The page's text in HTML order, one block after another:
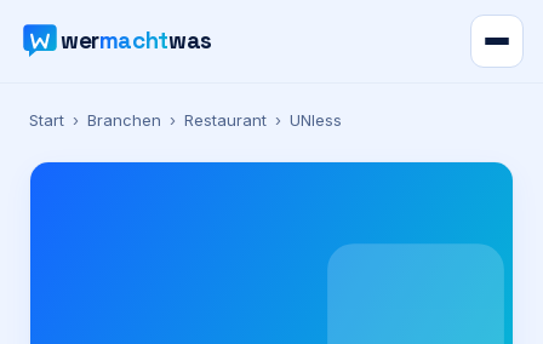
wermachtwas
Verzeichnis
Karte
Start › Branchen › Restaurant › UNIess